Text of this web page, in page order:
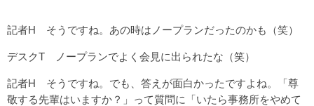
記者H そうですね。あの時はノープランだったのかも（笑）
デスクT ノープランでよく会見に出られたな（笑）
記者H そうですね。でも、答えが面白かったですよね。「尊
敬する先輩はいますか？」って質問に「いたら事務所をやめて